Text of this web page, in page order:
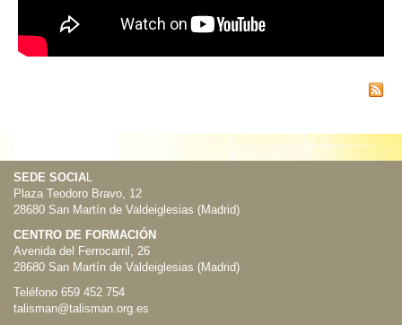
SEDE SOCIAL
Plaza Teodoro Bravo, 12
28680 San Martín de Valdeiglesias (Madrid)
CENTRO DE FORMACIÓN
Avenida del Ferrocarril, 26
28680 San Martín de Valdeiglesias (Madrid)
Teléfono 659 452 754
talisman@talisman.org.es